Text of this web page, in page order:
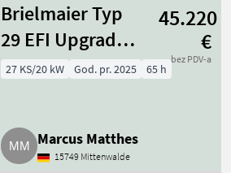
i motorne freze
Brielmaier Typ
29 EFI Upgrade
Vorführmaschine
45.220
€
bez PDV-a
27 KS/20 kW God. pr. 2025 65 h
Marcus Matthes
15749 Mittenwalde